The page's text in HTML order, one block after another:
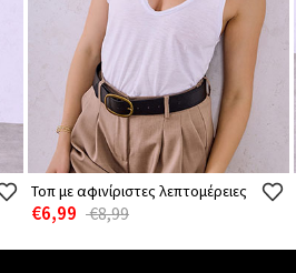
Τοπ με αφινίριστες λεπτομέρειες
€6,99 €8,99